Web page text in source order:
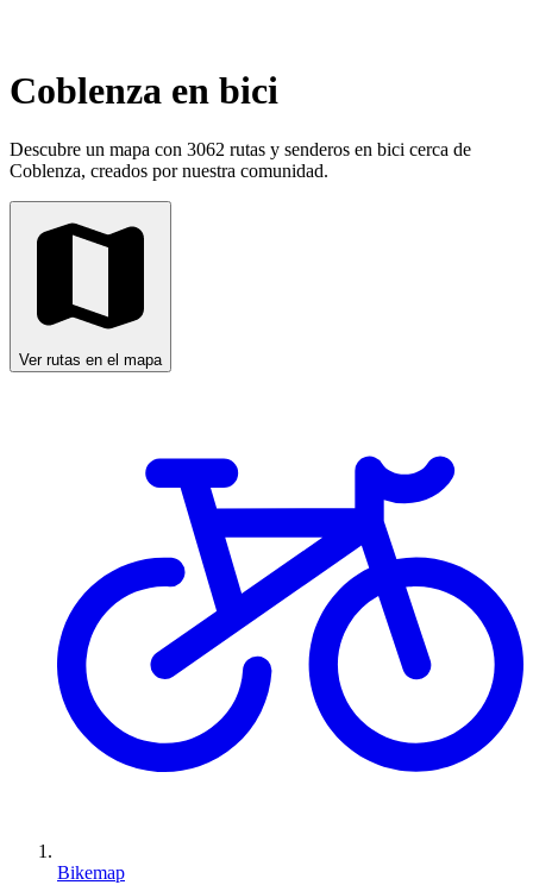
Coblenza en bici
Descubre un mapa con 3062 rutas y senderos en bici cerca de
Coblenza, creados por nuestra comunidad.
Ver rutas en el mapa
Bikemap